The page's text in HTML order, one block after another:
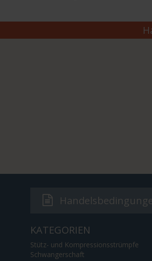
KATEGORIEN
Stütz- und Kompressionsstrümpfe
Schwangerschaft